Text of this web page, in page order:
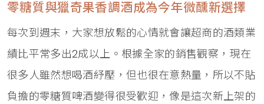
零糖質與獵奇果香調酒成為今年微醺新選擇
每次到週末，大家想放鬆的心情就會讓超商的酒類業
績比平常多出2成以上。根據全家的銷售觀察，現在
很多人雖然想喝酒紓壓，但也很在意熱量，所以不貼
負擔的零糖質啤酒變得很受歡迎，像是這次新上架的